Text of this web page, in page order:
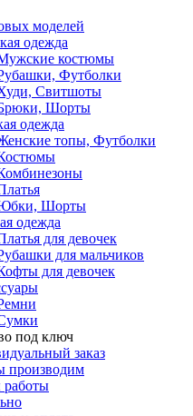
моделей
одежда
костюмы
Футболки
Свитшоты
Шорты
одежда
топы, Футболки
Шорты
одежда
для девочек
для мальчиков
для девочек
под ключ
заказ
производим